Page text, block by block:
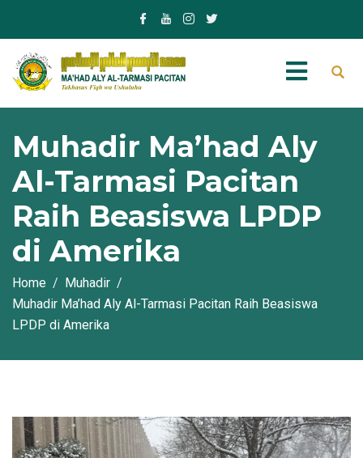
Muhadir Ma’had Aly
Al-Tarmasi Pacitan
Raih Beasiswa LPDP
di Amerika
Home
Muhadir
Muhadir Ma’had Aly Al-Tarmasi Pacitan Raih Beasiswa
LPDP di Amerika